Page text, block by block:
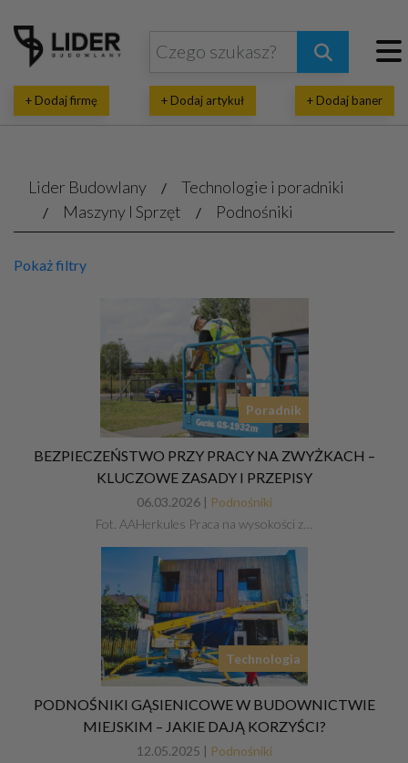
+ Dodaj firmę + Dodaj artykuł + Dodaj baner
Lider Budowlany
Technologie i poradniki
Maszyny I Sprzęt
Podnośniki
Pokaż filtry
Poradnik
BEZPIECZEŃSTWO PRZY PRACY NA ZWYŻKACH –
KLUCZOWE ZASADY I PRZEPISY
06.03.2026 | Podnośniki
Fot. AAHerkules Praca na wysokości z…
Technologia
PODNOŚNIKI GĄSIENICOWE W BUDOWNICTWIE
MIEJSKIM – JAKIE DAJĄ KORZYŚCI?
12.05.2025 | Podnośniki